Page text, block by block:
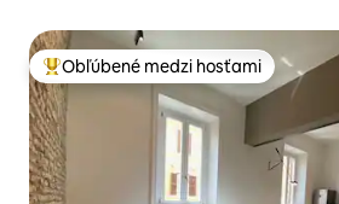
Najobľúbenejšie medzi hosťami
Obľúbené medzi hosťami